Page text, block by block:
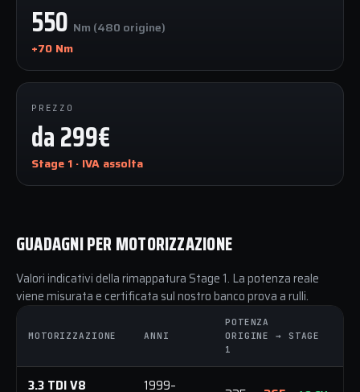
550 Nm (480 origine)
+70 Nm
PREZZO
da 299€
Stage 1 · IVA assolta
GUADAGNI PER MOTORIZZAZIONE
Valori indicativi della rimappatura Stage 1. La potenza reale
viene misurata e certificata sul nostro banco prova a rulli.
MOTORIZZAZIONE ANNI
POTENZA
ORIGINE → STAGE
1
3.3 TDI V8
1999–